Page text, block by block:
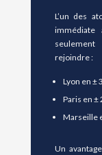
L’un des
immédiate
rejoindre :
Lyon en ±
Paris en ±
Marseille
Un